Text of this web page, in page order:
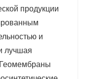
продукции
и
лучшая